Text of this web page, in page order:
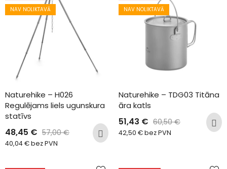
NAV NOLIKTAVĀ
Naturehike – H026
Regulējams liels ugunskura
statīvs
48,45 € 57,00€
40,04€bez PVN
NAV NOLIKTAVĀ
Naturehike – TDG03 Titāna
āra katls
51,43 € 60,50€
42,50 €bez PVN